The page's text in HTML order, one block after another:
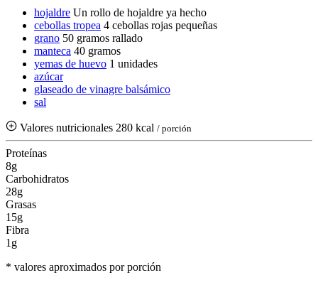
hojaldre Un rollo de hojaldre ya hecho
cebollas tropea 4 cebollas rojas pequeñas
grano 50 gramos rallado
manteca 40 gramos
yemas de huevo 1 unidades
azúcar
glaseado de vinagre balsámico
sal
Valores nutricionales 280 kcal / porción
Proteínas
8g
Carbohidratos
28g
Grasas
15g
Fibra
1g
* valores aproximados por porción